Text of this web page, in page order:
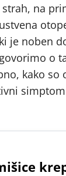
na
je noben
o
kako so